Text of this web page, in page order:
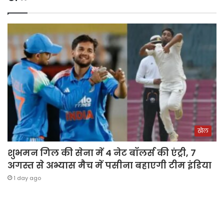
खेल
शुभमन गिल की सेना में 4 नेट बॉलर्स की एंट्री, 7
अगस्त से अभ्यास मैच में पसीना बहाएगी टीम इंडिया
1 day ago